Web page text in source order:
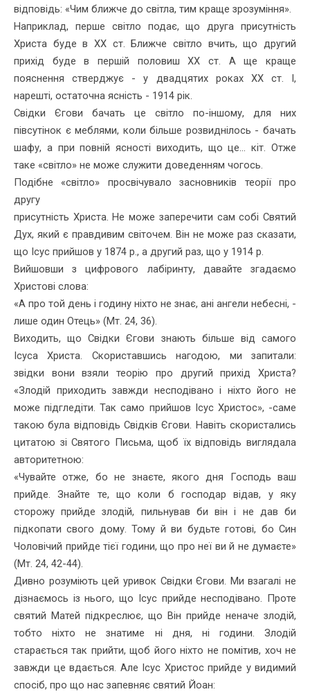
відповідь: «Чим ближче до світла, тим краще зрозуміння».
Наприклад, перше світло подає, що друга присутність
Христа буде в XX ст. Ближче світло вчить, що другий
прихід буде в першій половиш XX ст. А ще краще
пояснення стверджує - у двадцятих роках XX ст. І,
нарешті, остаточна ясність - 1914 рік.
Свідки Єгови бачать це світло по-іншому, для них
півсутінок є меблями, коли більше розвиднілось - бачать
шафу, а при повній ясності виходить, що це... кіт. Отже
таке «світло» не може служити доведенням чогось.
Подібне «світло» просвічувало засновників теорії про
другу
присутність Христа. Не може заперечити сам собі Святий
Дух, який є правдивим світочем. Він не може раз сказати,
що Ісус прийшов у 1874 р., а другий раз, що у 1914 р.
Вийшовши з цифрового лабіринту, давайте згадаємо
Христові слова:
«А про той день і годину ніхто не знає, ані ангели небесні, -
лише один Отець» (Мт. 24, 36).
Виходить, що Свідки Єгови знають більше від самого
Ісуса Хрис­та. Скориставшись нагодою, ми запитали:
звідки вони взяли теорію про другий прихід Христа?
«Злодій приходить завжди несподівано і ніхто його не
може підгледіти. Так само прийшов Ісус Христос», -саме
такою була відповідь Свідків Єгови. Навіть скористались
цита­тою зі Святого Письма, щоб їх відповідь виглядала
авторитетною:
«Чувайте отже, бо не знаєте, якого дня Господь ваш
прийде. Знайте те, що коли б господар відав, у яку
сторожу прийде злодій, пильнував би він і не дав би
підкопати свого дому. Тому й ви будьте готові, бо Син
Чоловічий прийде тієї години, що про неї ви й не думаєте»
(Мт. 24, 42-44).
Дивно розуміють цей уривок Свідки Єгови. Ми взагалі не
діз­наємось із нього, що Ісус прийде несподівано. Проте
святий Матей підкреслює, що Він прийде неначе злодій,
тобто ніхто не знатиме ні дня, ні години. Злодій
старається так прийти, щоб його ніхто не помітив, хоч не
завжди це вдається. Але Ісус Христос прийде у види­мий
спосіб, про що нас запевняє святий Йоан: